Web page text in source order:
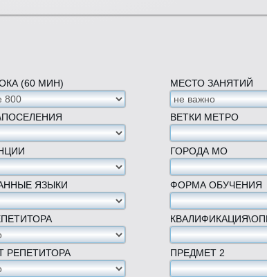
(60 МИН) МЕСТО ЗАНЯТИЙ
ВЕТКИ МЕТРО
ГОРОДА МО
ЯЗЫКИ ФОРМА ОБУЧЕНИЯ
РЕПЕТИТОРА ПРЕДМЕТ 2